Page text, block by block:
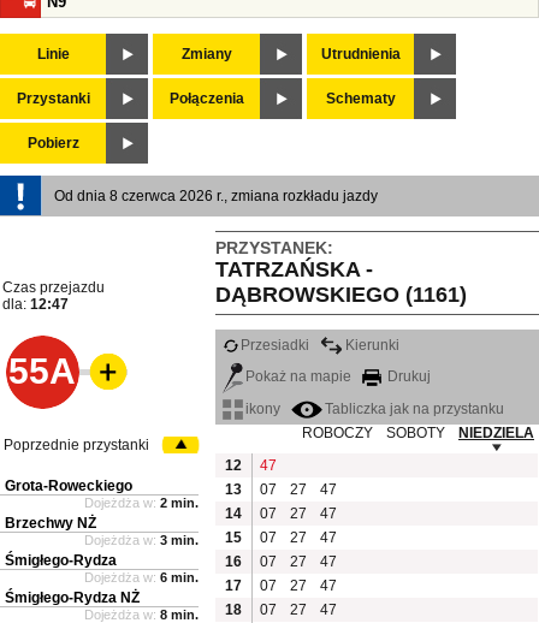
Linie Zmiany Utrudnienia
Przystanki Połączenia Schematy
Pobierz
Od dnia 8 czerwca 2026 r., zmiana rozkładu jazdy
PRZYSTANEK:
TATRZAŃSKA -
DĄBROWSKIEGO (1161)
Czas przejazdu
dla: 12:47
55A
Przesiadki
Kierunki
Pokaż na mapie
Drukuj
ikony
Tabliczka jak na przystanku
ROBOCZY
SOBOTY
NIEDZIELA
12
47
13
07 27
47
14
07 27
47
15
07 27
47
16
07 27
47
17
07 27
47
18
07 27
47
Poprzednie przystanki
Grota-Roweckiego
Dojeżdża w: 2 min.
Brzechwy NŻ
Dojeżdża w: 3 min.
Śmigłego-Rydza
Dojeżdża w: 6 min.
Śmigłego-Rydza NŻ
Dojeżdża w: 8 min.